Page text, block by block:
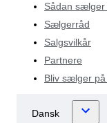
Sådan sælger
Sælgerråd
Salgsvilkår
Partnere
Bliv sælger